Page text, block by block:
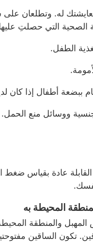
له. وتطلعان على
الصحية التي حصلتِ
الطفل.
ببضعة أطفال إذا
ووسائل منع الحمل.
القابلة عادة بقياس
المحيطة به
المهبل والمنطقة
تكون الساقين